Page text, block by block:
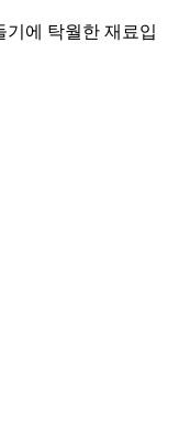
기에 탁월한 재료입